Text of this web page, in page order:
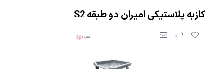
کازیه پلاستیکی امیران دو طبقه S2